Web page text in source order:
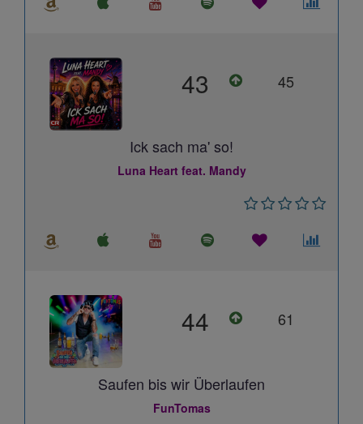
43 45
Ick sach ma' so!
Luna Heart feat. Mandy
44 61
Saufen bis wir Überlaufen
FunTomas